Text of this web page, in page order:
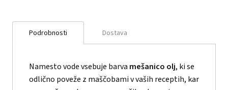
Podrobnosti Dostava
Namesto vode vsebuje barva mešanico olj, ki se
odlično poveže z maščobami v vaših receptih, kar